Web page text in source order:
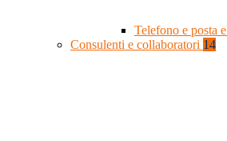
Telefono e posta
Consulenti e collaboratori 14